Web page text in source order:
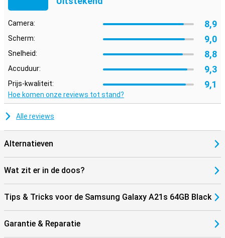
Camera: 8,9
Scherm: 9,0
Snelheid: 8,8
Accuduur: 9,3
Prijs-kwaliteit: 9,1
Hoe komen onze reviews tot stand?
Alle reviews
Alternatieven
Wat zit er in de doos?
Tips & Tricks voor de Samsung Galaxy A21s 64GB Black
Garantie & Reparatie